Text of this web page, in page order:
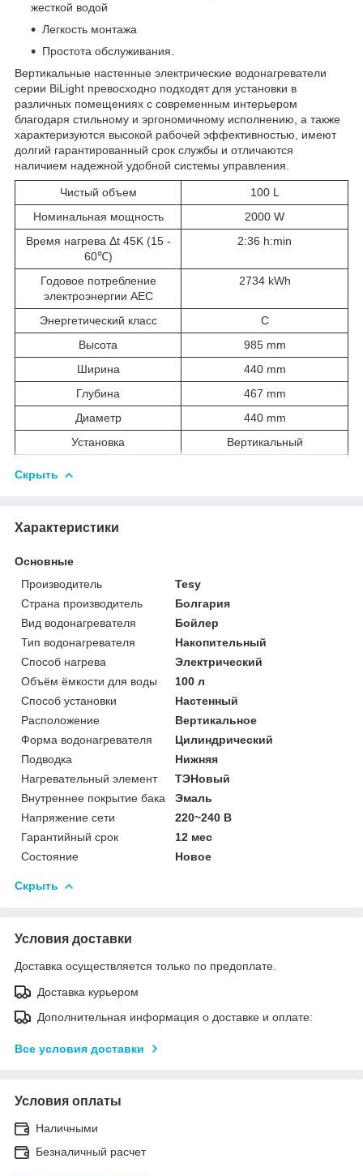
жесткой водой
Легкость монтажа
Простота обслуживания.
Вертикальные настенные электрические водонагреватели
серии BiLight превосходно подходят для установки в
различных помещениях с современным интерьером
благодаря стильному и эргономичному исполнению, а также
характеризуются высокой рабочей эффективностью, имеют
долгий гарантированный срок службы и отличаются
наличием надежной удобной системы управления.
Чистый объем
100 L
Номинальная мощность
2000 W
Время нагрева Δt 45K (15 -
60℃)
2:36 h:min
Годовое потребление
электроэнергии AEC
2734 kWh
Энергетический класс
C
Высота
985 mm
Ширина
440 mm
Глубина
467 mm
Диаметр
440 mm
Установка
Вертикальный
Скрыть
Характеристики
Основные
Производитель
Tesy
Страна производитель
Болгария
Вид водонагревателя
Бойлер
Тип водонагревателя
Накопительный
Способ нагрева
Электрический
Объём ёмкости для воды
100 л
Способ установки
Настенный
Расположение
Вертикальное
Форма водонагревателя
Цилиндрический
Подводка
Нижняя
Нагревательный элемент
ТЭНовый
Внутреннее покрытие бака
Эмаль
Напряжение сети
220~240 В
Гарантийный срок
12 мес
Состояние
Новое
Скрыть
Условия доставки
Доставка осуществляется только по предоплате.
Доставка курьером
Дополнительная информация о доставке и оплате:
Все условия доставки
Условия оплаты
Наличными
Безналичный расчет